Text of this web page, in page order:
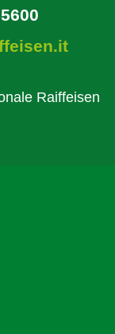
Raiffeisen